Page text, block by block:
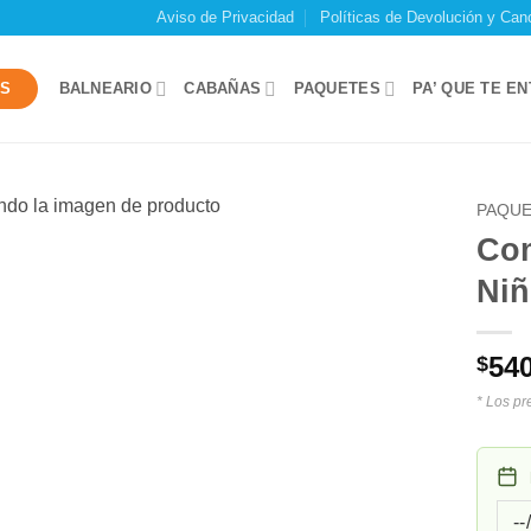
Aviso de Privacidad Políticas de Devolución y
BALNEARIO CABAÑAS PAQUETES PA’ QUE TE
$
* Los